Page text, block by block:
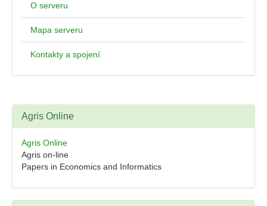
O serveru
Mapa serveru
Kontakty a spojení
Agris Online
Agris Online
Agris on-line
Papers in Economics and Informatics